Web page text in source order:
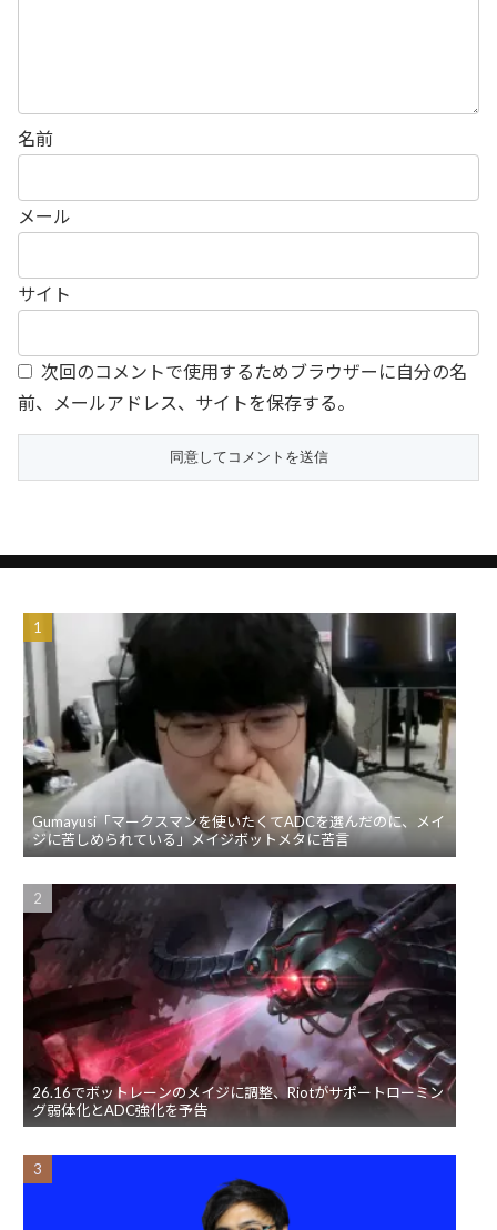
名前
メール
サイト
次回のコメントで使用するためブラウザーに自分の名
前、メールアドレス、サイトを保存する。
Gumayusi「マークスマンを使いたくてADCを選んだのに、メイ
ジに苦しめられている」メイジボットメタに苦言
26.16でボットレーンのメイジに調整、Riotがサポートローミン
グ弱体化とADC強化を予告